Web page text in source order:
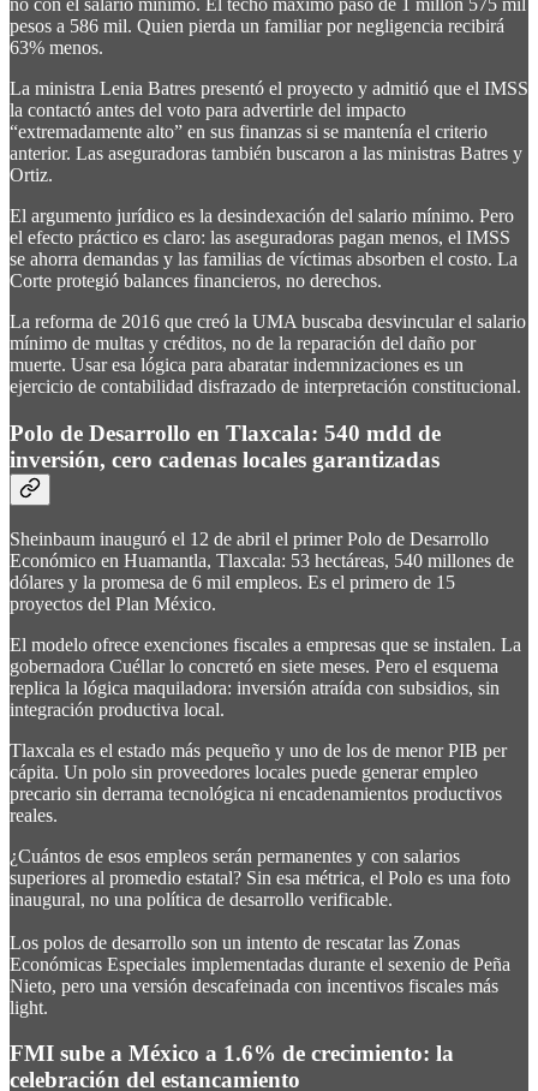
no con el salario mínimo. El techo máximo pasó de 1 millón 575 mil
pesos a 586 mil. Quien pierda un familiar por negligencia recibirá
63% menos.
La ministra Lenia Batres presentó el proyecto y admitió que el IMSS
la contactó antes del voto para advertirle del impacto
“extremadamente alto” en sus finanzas si se mantenía el criterio
anterior. Las aseguradoras también buscaron a las ministras Batres y
Ortiz.
El argumento jurídico es la desindexación del salario mínimo. Pero
el efecto práctico es claro: las aseguradoras pagan menos, el IMSS
se ahorra demandas y las familias de víctimas absorben el costo. La
Corte protegió balances financieros, no derechos.
La reforma de 2016 que creó la UMA buscaba desvincular el salario
mínimo de multas y créditos, no de la reparación del daño por
muerte. Usar esa lógica para abaratar indemnizaciones es un
ejercicio de contabilidad disfrazado de interpretación constitucional.
Polo de Desarrollo en Tlaxcala: 540 mdd de
inversión, cero cadenas locales garantizadas
Sheinbaum inauguró el 12 de abril el primer Polo de Desarrollo
Económico en Huamantla, Tlaxcala: 53 hectáreas, 540 millones de
dólares y la promesa de 6 mil empleos. Es el primero de 15
proyectos del Plan México.
El modelo ofrece exenciones fiscales a empresas que se instalen. La
gobernadora Cuéllar lo concretó en siete meses. Pero el esquema
replica la lógica maquiladora: inversión atraída con subsidios, sin
integración productiva local.
Tlaxcala es el estado más pequeño y uno de los de menor PIB per
cápita. Un polo sin proveedores locales puede generar empleo
precario sin derrama tecnológica ni encadenamientos productivos
reales.
¿Cuántos de esos empleos serán permanentes y con salarios
superiores al promedio estatal? Sin esa métrica, el Polo es una foto
inaugural, no una política de desarrollo verificable.
Los polos de desarrollo son un intento de rescatar las Zonas
Económicas Especiales implementadas durante el sexenio de Peña
Nieto, pero una versión descafeinada con incentivos fiscales más
light.
FMI sube a México a 1.6% de crecimiento: la
celebración del estancamiento